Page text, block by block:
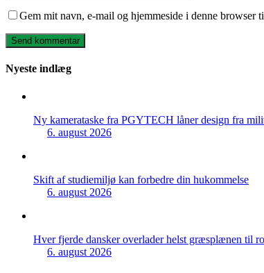
Gem mit navn, e-mail og hjemmeside i denne browser
Nyeste indlæg
Ny kamerataske fra PGYTECH låner design fra
6. august 2026
Skift af studiemiljø kan forbedre din hukommelse
6. august 2026
Hver fjerde dansker overlader helst græsplænen til
6. august 2026